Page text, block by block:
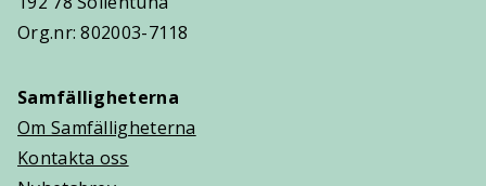
Org.nr: 802003-7118
Samfälligheterna
Om Samfälligheterna
Kontakta oss